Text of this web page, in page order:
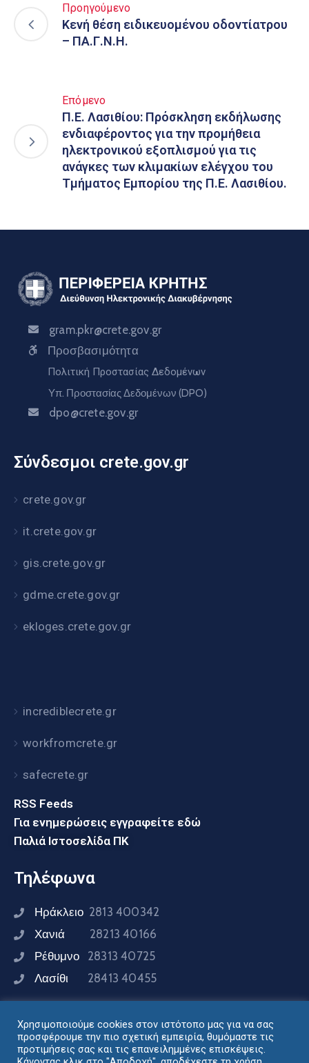
Προηγούμενο
Κενή θέση ειδικευομένου οδοντίατρου
– ΠΑ.Γ.Ν.Η.
Επόμενο
Π.Ε. Λασιθίου: Πρόσκληση εκδήλωσης
ενδιαφέροντος για την προμήθεια
ηλεκτρονικού εξοπλισμού για τις
ανάγκες των κλιμακίων ελέγχου του
Τμήματος Εμπορίου της Π.Ε. Λασιθίου.
gram.pkr@crete.gov.gr
Προσβασιμότητα
Πολιτική Προστασίας Δεδομένων
Υπ. Προστασίας Δεδομένων (DPO)
dpo@crete.gov.gr
Σύνδεσμοι crete.gov.gr
crete.gov.gr
it.crete.gov.gr
gis.crete.gov.gr
gdme.crete.gov.gr
ekloges.crete.gov.gr
incrediblecrete.gr
workfromcrete.gr
safecrete.gr
RSS Feeds
Για ενημερώσεις εγγραφείτε εδώ
Παλιά Ιστοσελίδα ΠΚ
Τηλέφωνα
Ηράκλειο 2813 400342
Χανιά 28213 40166
Ρέθυμνο 28313 40725
Λασίθι 28413 40455
Συνδεθείτε μαζί μας
Χρησιμοποιούμε cookies στον ιστότοπο μας για να σας
προσφέρουμε την πιο σχετική εμπειρία, θυμόμαστε τις
προτιμήσεις σας και τις επανειλημμένες επισκέψεις.